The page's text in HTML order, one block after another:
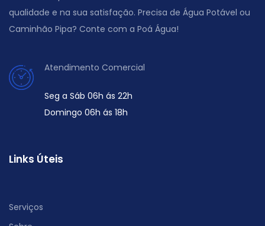
qualidade e na sua satisfação. Precisa de Água Potável ou
Caminhão Pipa? Conte com a Poá Água!
Atendimento Comercial
Seg a Sáb 06h ás 22h
Domingo 06h ás 18h
Links Úteis
Serviços